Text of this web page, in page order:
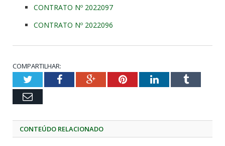
CONTRATO Nº 2022097
CONTRATO Nº 2022096
COMPARTILHAR:
TwitterFacebookGoogle+PinterestLinkedInTumblr
Email
CONTEÚDO RELACIONADO